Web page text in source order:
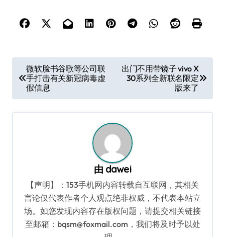
章
导
航
微软脸书谷歌等公司联
手打击有关新冠病毒虚
假信息
出门不用带镜子 vivo X
30系列全新联名限定
版来了
由 dawei
【声明】：153手机网内容转载自互联网，其相关
言论仅代表作者个人观点绝非权威，不代表本站立
场。如您发现内容存在版权问题，请提交相关链接
至邮箱：bqsm@foxmail.com，我们将及时予以处